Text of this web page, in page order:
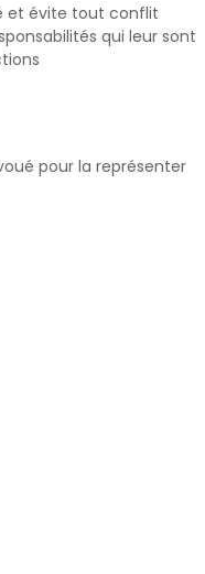
et évite tout conflit
qui leur sont
pour la représenter